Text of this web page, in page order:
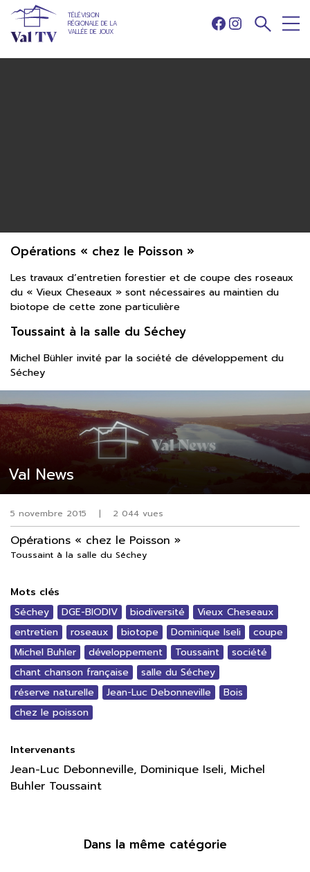
TÉLÉVISION
RÉGIONALE DE LA
VALLÉE DE JOUX
Facebook
Instagram
Val News
5 novembre 2015 | 2 044 vues
Opérations « chez le Poisson »
Toussaint à la salle du Séchey
Mots clés
Séchey DGE-BIODIV biodiversité
Vieux Cheseaux
entretien
roseaux biotope Dominique Iseli
coupe
Michel Buhler
développement Toussaint
société
chant chanson française
salle du Séchey
réserve naturelle
Jean-Luc Debonneville
Bois
chez le poisson
Intervenants
Jean-Luc Debonneville, Dominique Iseli, Michel
Buhler Toussaint
Opérations « chez le Poisson »
Les travaux d’entretien forestier et de coupe des roseaux
du « Vieux Cheseaux » sont nécessaires au maintien du
biotope de cette zone particulière
Toussaint à la salle du Séchey
Michel Bühler invité par la société de développement du
Séchey
Dans la même catégorie